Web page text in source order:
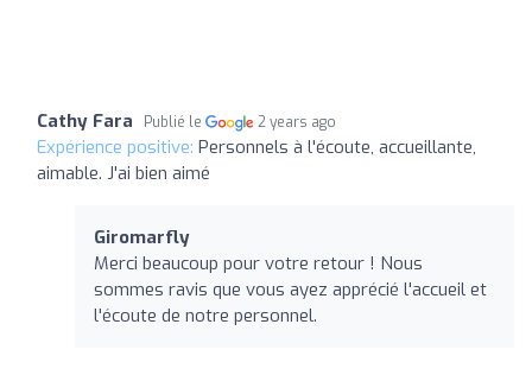
Cathy Fara Publié le 2 years ago
Expérience positive: Personnels à l'écoute, accueillante,
aimable. J'ai bien aimé
Giromarfly
Merci beaucoup pour votre retour ! Nous
sommes ravis que vous ayez apprécié l'accueil et
l'écoute de notre personnel.